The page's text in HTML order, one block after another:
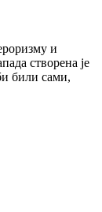
и
створена је
били сами,